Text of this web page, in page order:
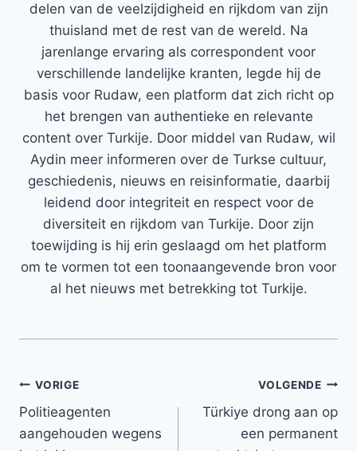
delen van de veelzijdigheid en rijkdom van zijn
thuisland met de rest van de wereld. Na
jarenlange ervaring als correspondent voor
verschillende landelijke kranten, legde hij de
basis voor Rudaw, een platform dat zich richt op
het brengen van authentieke en relevante
content over Turkije. Door middel van Rudaw, wil
Aydin meer informeren over de Turkse cultuur,
geschiedenis, nieuws en reisinformatie, daarbij
leidend door integriteit en respect voor de
diversiteit en rijkdom van Turkije. Door zijn
toewijding is hij erin geslaagd om het platform
om te vormen tot een toonaangevende bron voor
al het nieuws met betrekking tot Turkije.
Bericht
navigatie
VORIGE
Politieagenten
aangehouden wegens
VOLGENDE
Türkiye drong aan op
een permanent